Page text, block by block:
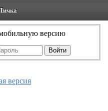
версию
версия